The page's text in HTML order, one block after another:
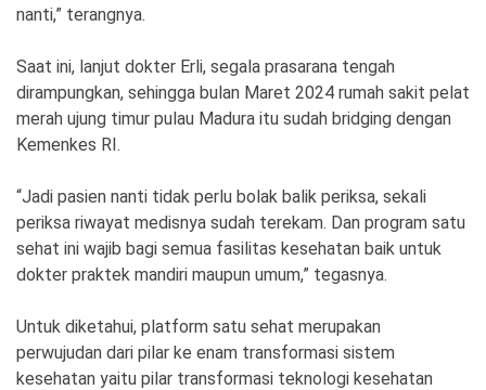
nanti,” terangnya.
Saat ini, lanjut dokter Erli, segala prasarana tengah
dirampungkan, sehingga bulan Maret 2024 rumah sakit pelat
merah ujung timur pulau Madura itu sudah bridging dengan
Kemenkes RI.
“Jadi pasien nanti tidak perlu bolak balik periksa, sekali
periksa riwayat medisnya sudah terekam. Dan program satu
sehat ini wajib bagi semua fasilitas kesehatan baik untuk
dokter praktek mandiri maupun umum,” tegasnya.
Untuk diketahui, platform satu sehat merupakan
perwujudan dari pilar ke enam transformasi sistem
kesehatan yaitu pilar transformasi teknologi kesehatan